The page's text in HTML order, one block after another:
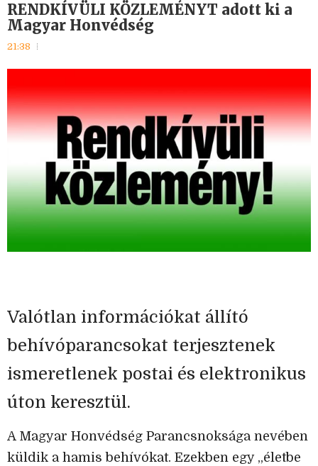
RENDKÍVÜLI KÖZLEMÉNYT adott ki a
Magyar Honvédség
21:38
Valótlan információkat állító
behívóparancsokat terjesztenek
ismeretlenek postai és elektronikus
úton keresztül.
A Magyar Honvédség Parancsnoksága nevében
küldik a hamis behívókat. Ezekben egy „életbe